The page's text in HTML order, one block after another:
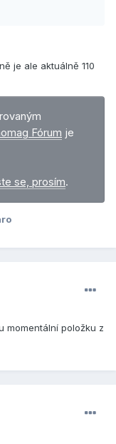
je ale aktuálně 110
Fórum je
se, prosím.
momentální položku z